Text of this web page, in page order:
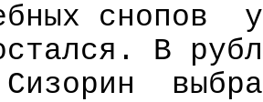
снопов
В
Сизорин